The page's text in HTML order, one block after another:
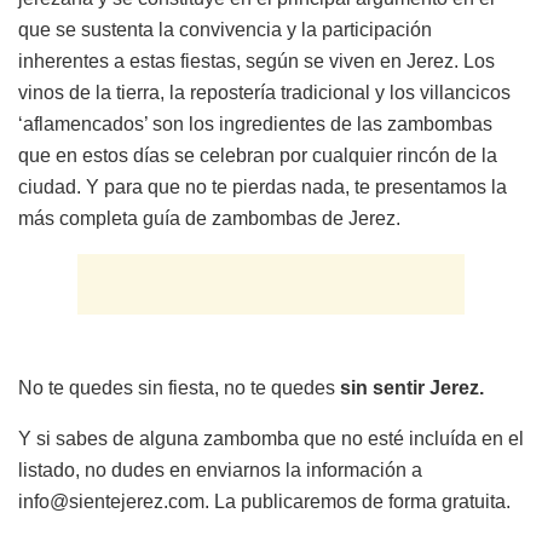
que se sustenta la convivencia y la participación
inherentes a estas fiestas, según se viven en Jerez. Los
vinos de la tierra, la repostería tradicional y los villancicos
‘aflamencados’ son los ingredientes de las zambombas
que en estos días se celebran por cualquier rincón de la
ciudad. Y para que no te pierdas nada, te presentamos la
más completa guía de zambombas de Jerez.
No te quedes sin fiesta, no te quedes sin sentir Jerez.
Y si sabes de alguna zambomba que no esté incluída en el
listado, no dudes en enviarnos la información a
info@sientejerez.com. La publicaremos de forma gratuita.